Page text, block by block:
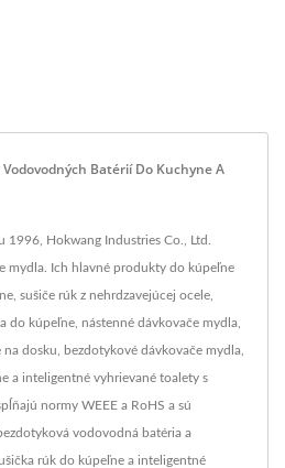
Batérií Do Kuchyne A
1996, Hokwang Industries Co., Ltd.
mydla. Ich hlavné produkty do kúpeľne
sušiče rúk z nehrdzavejúcej ocele,
do kúpeľne, nástenné dávkovače mydla,
dosku, bezdotykové dávkovače mydla,
a inteligentné vyhrievané toalety s
normy WEEE a RoHS a sú
vodovodná batéria a
rúk do kúpeľne a inteligentné